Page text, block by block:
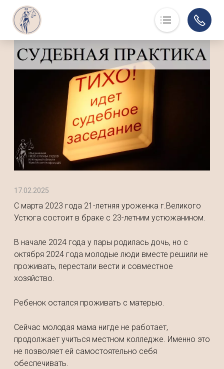
Основная навигация
О нас
Люди, события, факты
Суд в помощь
Юристам
История
Контакты
Суды области
Информация по делам
17.02.2025
С марта 2023 года 21-летняя уроженка г.Великого
Устюга состоит в браке с 23-летним устюжанином.
В начале 2024 года у пары родилась дочь, но с
октября 2024 года молодые люди вместе решили не
проживать, перестали вести и совместное
хозяйство.
Ребенок остался проживать с матерью.
Сейчас молодая мама нигде не работает,
продолжает учиться местном колледже. Именно это
не позволяет ей самостоятельно себя
обеспечивать.